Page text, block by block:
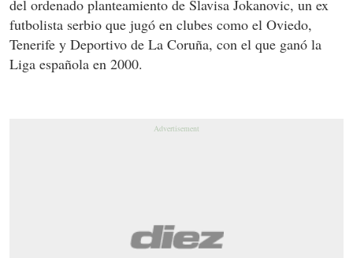
del ordenado planteamiento de Slavisa Jokanovic, un ex
futbolista serbio que jugó en clubes como el Oviedo,
Tenerife y Deportivo de La Coruña, con el que ganó la
Liga española en 2000.